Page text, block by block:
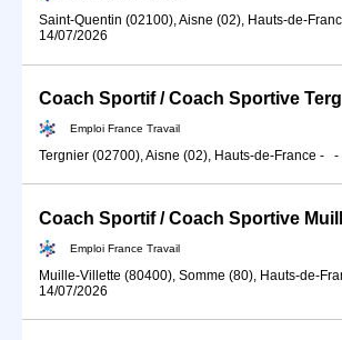
Saint-Quentin (02100), Aisne (02), Hauts-de-
14/07/2026
Coach Sportif / Coach Sportive
Emploi France Travail
Tergnier (02700), Aisne (02), Hauts-de-France - -
Emploi France Travail
Muille-Villette (80400), Somme (80), Hauts-de-
14/07/2026